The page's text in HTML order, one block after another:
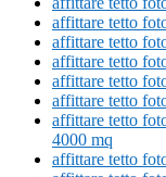
affittare tetto
affittare tetto
affittare tetto
affittare tetto
affittare tetto
affittare tetto
4000 mq
affittare tetto